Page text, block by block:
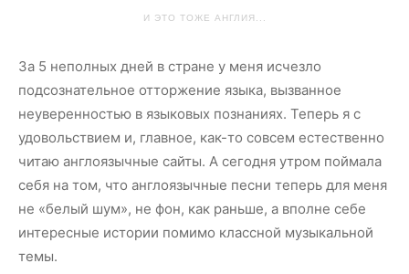
И ЭТО ТОЖЕ АНГЛИЯ...
За 5 неполных дней в стране у меня исчезло
подсознательное отторжение языка, вызванное
неуверенностью в языковых познаниях. Теперь я с
удовольствием и, главное, как-то совсем естественно
читаю англоязычные сайты. А сегодня утром поймала
себя на том, что англоязычные песни теперь для меня
не «белый шум», не фон, как раньше, а вполне себе
интересные истории помимо классной музыкальной
темы.